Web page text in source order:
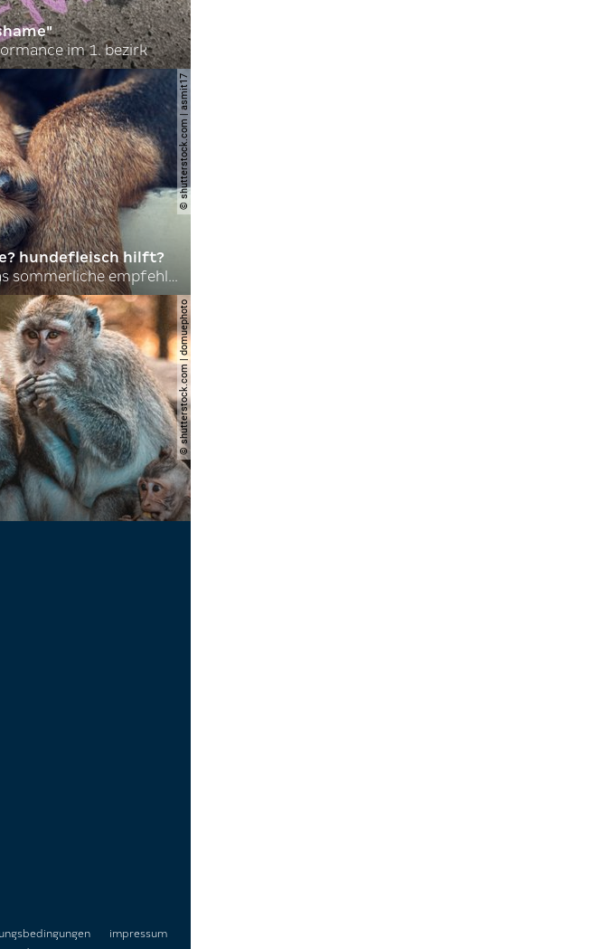
im 1. bezirk
© shutterstock.com | asmit17
hundefleisch hilft?
nordkoreas sommerliche empfehlungen
© shutterstock.com | domuephoto
impressum